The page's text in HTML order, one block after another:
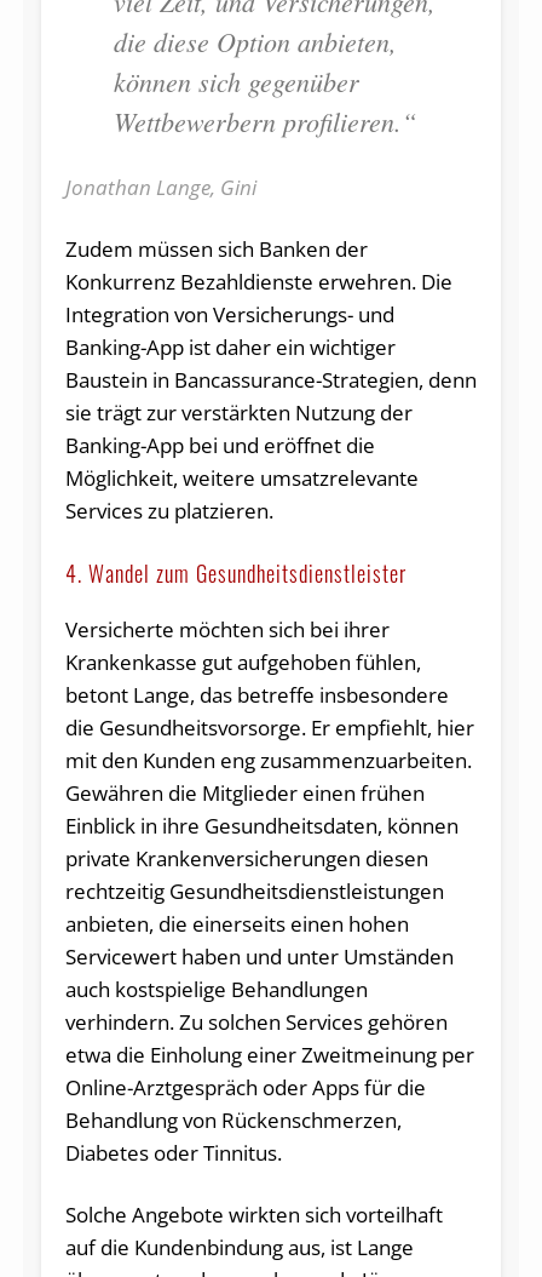
die diese Option anbieten,
können sich gegenüber
Wettbewerbern profilieren.“
Jonathan Lange, Gini
Zudem müssen sich Banken der
Konkurrenz Bezahldienste erwehren. Die
Integration von Versicherungs- und
Banking-App ist daher ein wichtiger
Baustein in Bancassurance-Strategien, denn
sie trägt zur verstärkten Nutzung der
Banking-App bei und eröffnet die
Möglichkeit, weitere umsatzrelevante
Services zu platzieren.
4. Wandel zum Gesundheitsdienstleister
Versicherte möchten sich bei ihrer
Krankenkasse gut aufgehoben fühlen,
betont Lange, das betreffe insbesondere
die Gesundheitsvorsorge. Er empfiehlt, hier
mit den Kunden eng zusammenzuarbeiten.
Gewähren die Mitglieder einen frühen
Einblick in ihre Gesundheitsdaten, können
private Krankenversicherungen diesen
rechtzeitig Gesundheitsdienstleistungen
anbieten, die einerseits einen hohen
Servicewert haben und unter Umständen
auch kostspielige Behandlungen
verhindern. Zu solchen Services gehören
etwa die Einholung einer Zweitmeinung per
Online-Arztgespräch oder Apps für die
Behandlung von Rückenschmerzen,
Diabetes oder Tinnitus.
Solche Angebote wirkten sich vorteilhaft
auf die Kundenbindung aus, ist Lange